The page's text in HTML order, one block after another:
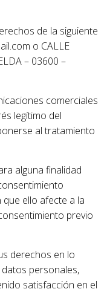
de la siguiente
o CALLE
– 03600 –
comerciales
legítimo del
al tratamiento
alguna finalidad
ello afecte a la
previo
derechos en lo
personales,
satisfacción en el